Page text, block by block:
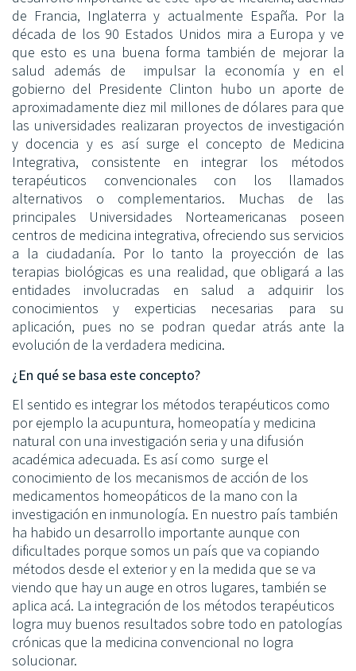
de Francia, Inglaterra y actualmente España. Por la
década de los 90 Estados Unidos mira a Europa y ve
que esto es una buena forma también de mejorar la
salud además de impulsar la economía y en el
gobierno del Presidente Clinton hubo un aporte de
aproximadamente diez mil millones de dólares para que
las universidades realizaran proyectos de investigación
y docencia y es así surge el concepto de Medicina
Integrativa, consistente en integrar los métodos
terapéuticos convencionales con los llamados
alternativos o complementarios. Muchas de las
principales Universidades Norteamericanas poseen
centros de medicina integrativa, ofreciendo sus servicios
a la ciudadanía. Por lo tanto la proyección de las
terapias biológicas es una realidad, que obligará a las
entidades involucradas en salud a adquirir los
conocimientos y experticias necesarias para su
aplicación, pues no se podran quedar atrás ante la
evolución de la verdadera medicina.
¿En qué se basa este concepto?
El sentido es integrar los métodos terapéuticos como
por ejemplo la acupuntura, homeopatía y medicina
natural con una investigación seria y una difusión
académica adecuada. Es así como surge el
conocimiento de los mecanismos de acción de los
medicamentos homeopáticos de la mano con la
investigación en inmunología. En nuestro país también
ha habido un desarrollo importante aunque con
dificultades porque somos un país que va copiando
métodos desde el exterior y en la medida que se va
viendo que hay un auge en otros lugares, también se
aplica acá. La integración de los métodos terapéuticos
logra muy buenos resultados sobre todo en patologías
crónicas que la medicina convencional no logra
solucionar.